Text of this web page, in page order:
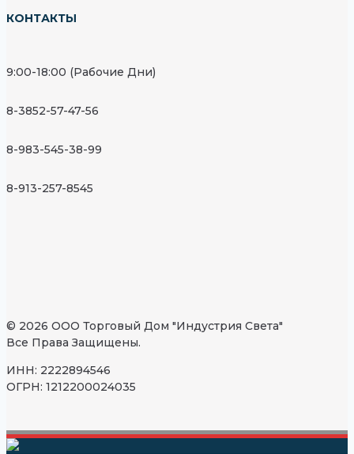
КОНТАКТЫ
9:00-18:00 (Рабочие Дни)
8-3852-57-47-56
8-983-545-38-99
8-913-257-8545
© 2026 ООО Торговый Дом "Индустрия Света"
Все Права Защищены.
ИНН: 2222894546
ОГРН: 1212200024035